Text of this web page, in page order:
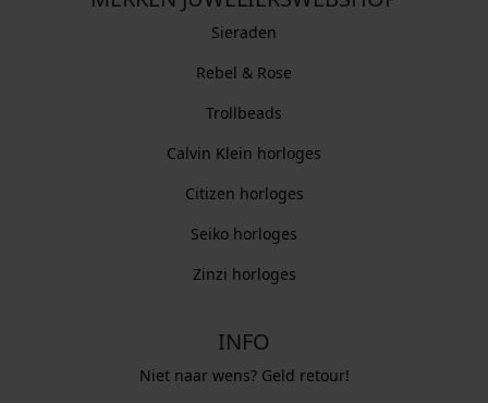
Sieraden
Rebel & Rose
Trollbeads
Calvin Klein horloges
Citizen horloges
Seiko horloges
Zinzi horloges
INFO
Niet naar wens? Geld retour!